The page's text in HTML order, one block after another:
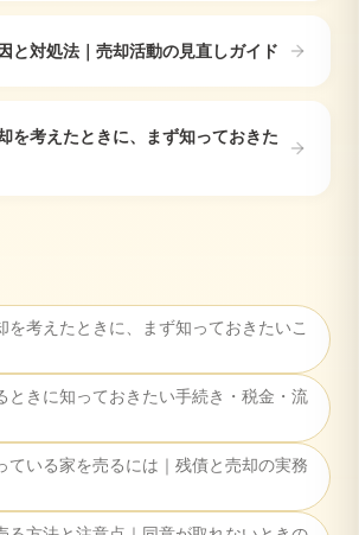
と対処法｜売却活動の見直しガイド
を考えたときに、まず知っておきた
を考えたときに、まず知っておきたいこ
ときに知っておきたい手続き・税金・流
ている家を売るには｜残債と売却の実務